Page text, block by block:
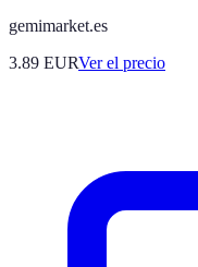
gemimarket.es
3.89 EURVer el precio